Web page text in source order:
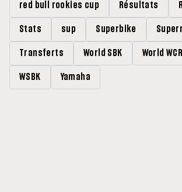
red bull rookies cup Résultats
Stats sup Superbike
Transferts World SBK World WCR
WSBK Yamaha